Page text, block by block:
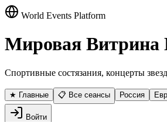
World Events Platform
Мировая Витрина
Спортивные состязания, концерты
★ Главные 📋 Все сеансы Россия
Войти